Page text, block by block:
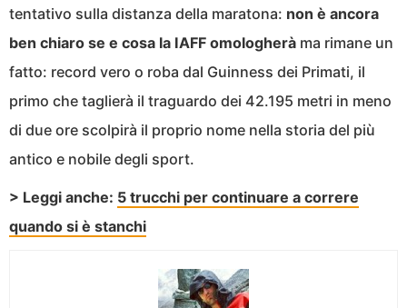
tentativo sulla distanza della maratona: non è ancora
ben chiaro se e cosa la IAFF omologherà ma rimane un
fatto: record vero o roba dal Guinness dei Primati, il
primo che taglierà il traguardo dei 42.195 metri in meno
di due ore scolpirà il proprio nome nella storia del più
antico e nobile degli sport.
> Leggi anche: 5 trucchi per continuare a correre
quando si è stanchi